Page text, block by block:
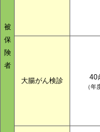
被
保
険
者
大腸がん検診 40
（年